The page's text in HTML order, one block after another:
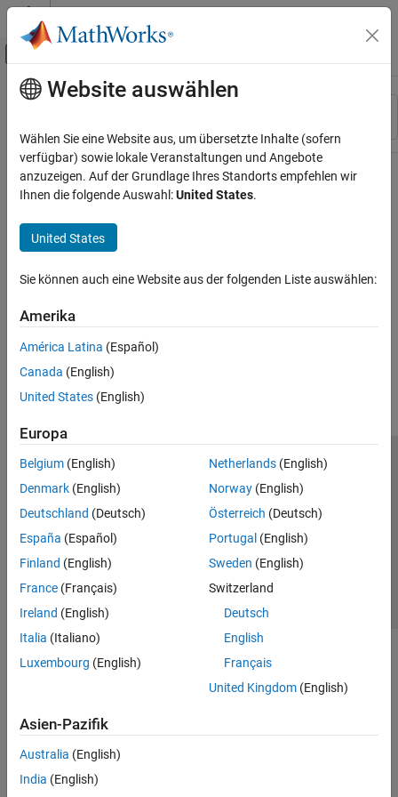
Weiter zum Inhalt
Umschaltung für Off-Canvas-
Ressource
Hauptinhalt
Website auswählen
Wählen Sie eine Website aus, um übersetzte Inhalte (sofern
verfügbar) sowie lokale Veranstaltungen und Angebote
anzuzeigen. Auf der Grundlage Ihres Standorts empfehlen wir
Ihnen die folgende Auswahl:United States.
United States
Sie können auch eine Website aus der folgenden Liste auswählen:
Amerika
América Latina (Español)
Canada (English)
United States (English)
Europa
Belgium (English)
Denmark (English)
Deutschland (Deutsch)
España (Español)
Finland (English)
France (Français)
Ireland (English)
Italia (Italiano)
Luxembourg (English)
Netherlands(English)
Norway(English)
Österreich (Deutsch)
Portugal (English)
Sweden (English)
Switzerland
Deutsch
English
Français
United Kingdom(English)
Asien-Pazifik
Australia (English)
India (English)
Trust Center
Datenschutz-Richtlinien
Datendiebstahl verhindern
Status von Anwendungen
© 1994-2026 The MathWorks, Inc.
Website auswählen
Deutschland